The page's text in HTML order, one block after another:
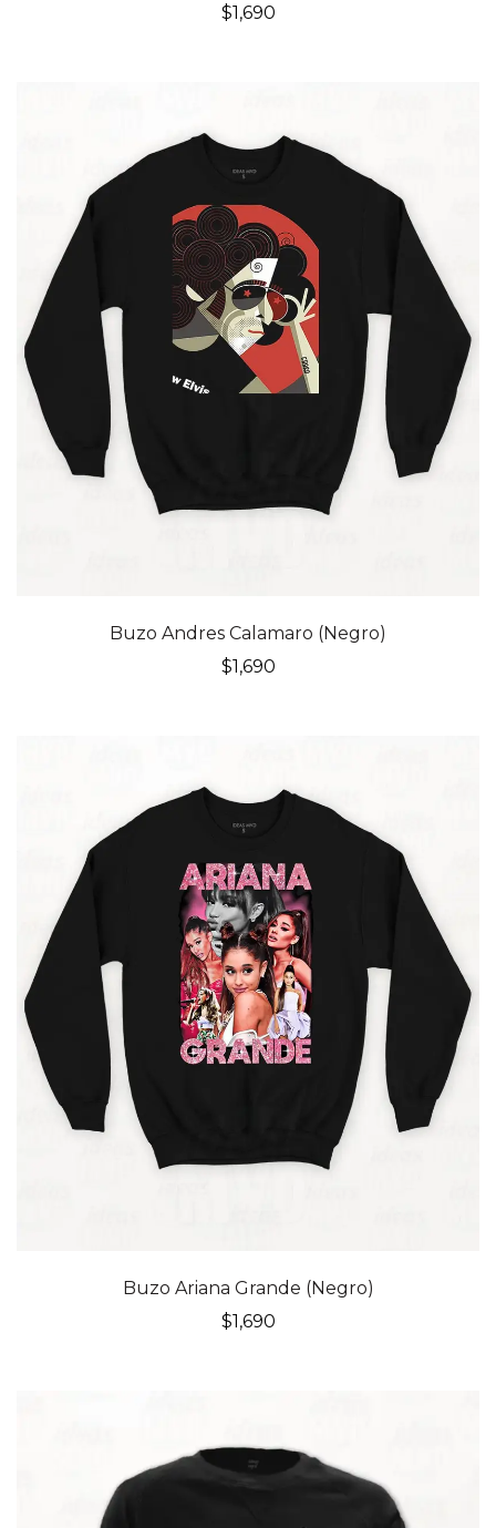
$1,690
Buzo Andres Calamaro (Negro)
$1,690
Buzo Ariana Grande (Negro)
$1,690